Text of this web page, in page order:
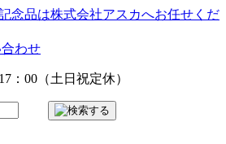
わせ
：00（土日祝定休）